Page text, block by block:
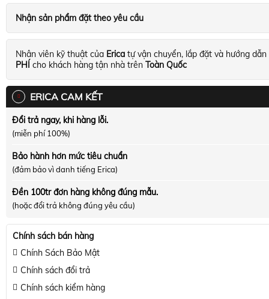
Nhận sản phẩm đặt theo yêu cầu
Nhân viên kỹ thuật của Erica tự vận chuyển, lắp đặt và hướng dẫn
PHÍ cho khách hàng tận nhà trên Toàn Quốc
ERICA CAM KẾT
Đổi trả ngay, khi hàng lỗi.
(miễn phí 100%)
Bảo hành hơn mức tiêu chuẩn
(đảm bảo vì danh tiếng Erica)
Đền 100tr đơn hàng không đúng mẫu.
(hoặc đổi trả không đúng yêu cầu)
Chính sách bán hàng
Chính Sách Bảo Mật
Chính sách đổi trả
Chính sách kiểm hàng